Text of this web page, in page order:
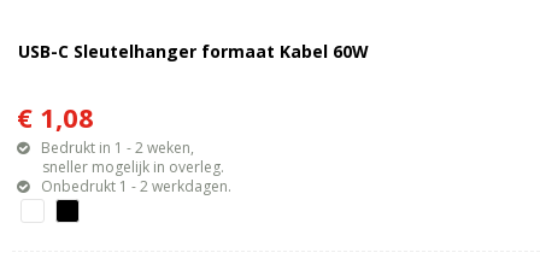
USB-C Sleutelhanger formaat Kabel 60W
€ 1,08
Bedrukt in 1 - 2 weken,
sneller mogelijk in overleg.
Onbedrukt 1 - 2 werkdagen.